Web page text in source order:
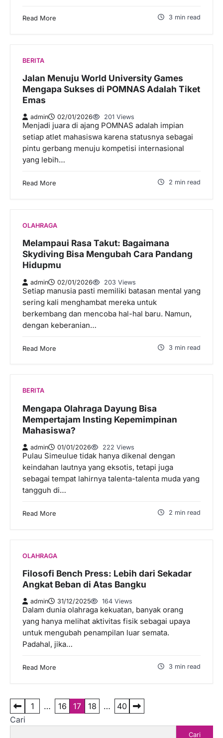
Read More 3 min read
BERITA
Jalan Menuju World University Games
Mengapa Sukses di POMNAS Adalah Tiket
Emas
admin 02/01/2026 201 Views
Menjadi juara di ajang POMNAS adalah impian
setiap atlet mahasiswa karena statusnya sebagai
pintu gerbang menuju kompetisi internasional
yang lebih…
Read More 2 min read
OLAHRAGA
Melampaui Rasa Takut: Bagaimana
Skydiving Bisa Mengubah Cara Pandang
Hidupmu
admin 02/01/2026 203 Views
Setiap manusia pasti memiliki batasan mental yang
sering kali menghambat mereka untuk
berkembang dan mencoba hal-hal baru. Namun,
dengan keberanian…
Read More 3 min read
BERITA
Mengapa Olahraga Dayung Bisa
Mempertajam Insting Kepemimpinan
Mahasiswa?
admin 01/01/2026 222 Views
Pulau Simeulue tidak hanya dikenal dengan
keindahan lautnya yang eksotis, tetapi juga
sebagai tempat lahirnya talenta-talenta muda yang
tangguh di…
Read More 2 min read
OLAHRAGA
Filosofi Bench Press: Lebih dari Sekadar
Angkat Beban di Atas Bangku
admin 31/12/2025 164 Views
Dalam dunia olahraga kekuatan, banyak orang
yang hanya melihat aktivitas fisik sebagai upaya
untuk mengubah penampilan luar semata.
Padahal, jika…
Read More 3 min read
P
a
1 … 16 17 18 …
40
Cari
Cari